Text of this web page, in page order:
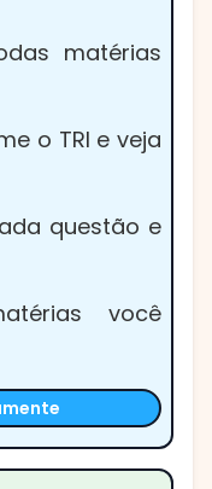
matérias
o TRI e veja
questão e
você